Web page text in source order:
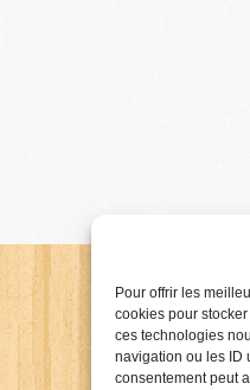
Pour offrir les
cookies pour
ces technologies
navigation ou les ID
consentement peut